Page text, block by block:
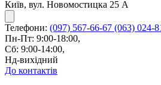
Київ, вул. Новомостицка 25 А
Телефони: (097) 567-66-67 (063) 024-
Пн-Пт: 9:00-18:00,
Сб: 9:00-14:00,
Нд-вихідний
До контактів